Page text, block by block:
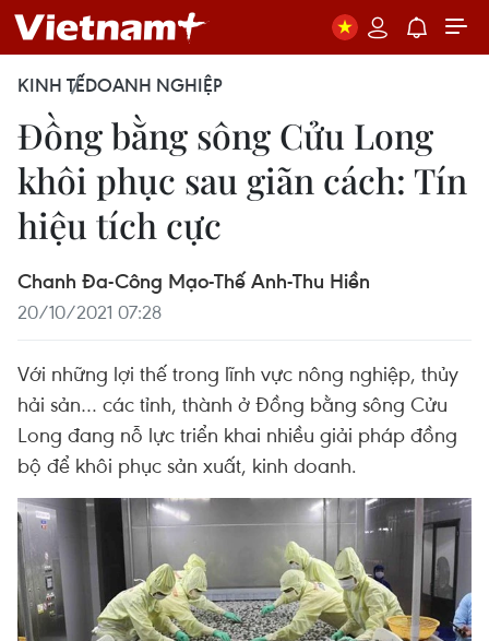
KINH TẾDOANH NGHIỆP
Đồng bằng sông Cửu Long
khôi phục sau giãn cách: Tín
hiệu tích cực
Chanh Đa-Công Mạo-Thế Anh-Thu Hiền
20/10/2021 07:28
Với những lợi thế trong lĩnh vực nông nghiệp, thủy
hải sản… các tỉnh, thành ở Đồng bằng sông Cửu
Long đang nỗ lực triển khai nhiều giải pháp đồng
bộ để khôi phục sản xuất, kinh doanh.